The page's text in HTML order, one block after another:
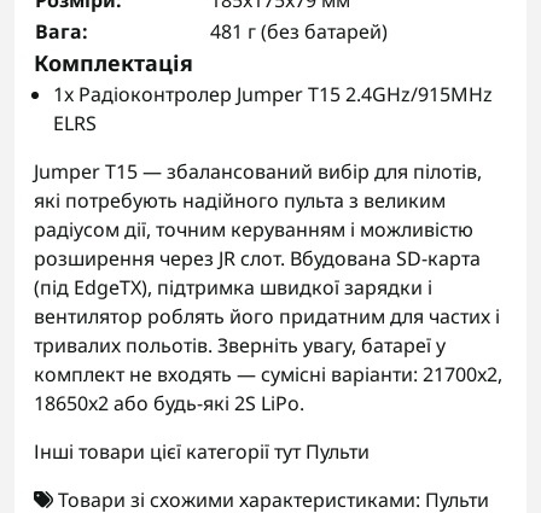
Вага:
481 г (без батарей)
Комплектація
1x Радіоконтролер Jumper T15 2.4GHz/915MHz
ELRS
Jumper T15 — збалансований вибір для пілотів,
які потребують надійного пульта з великим
радіусом дії, точним керуванням і можливістю
розширення через JR слот. Вбудована SD-карта
(під EdgeTX), підтримка швидкої зарядки і
вентилятор роблять його придатним для частих і
тривалих польотів. Зверніть увагу, батареї у
комплект не входять — сумісні варіанти: 21700x2,
18650x2 або будь-які 2S LiPo.
Інші товари цієї категорії тутПульти
Товари зі схожими характеристиками: Пульти